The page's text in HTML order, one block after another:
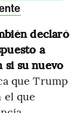
declaró
a
si su nuevo
que Trump
el que